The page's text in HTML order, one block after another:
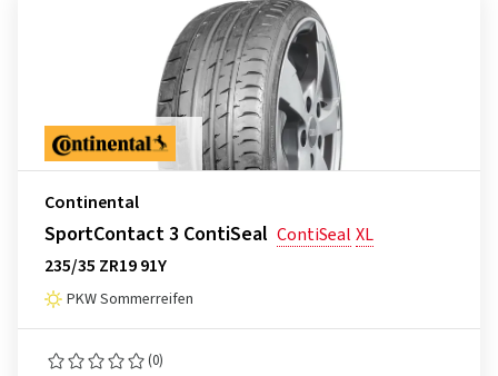
Continental
SportContact 3 ContiSeal ContiSeal XL
235/35 ZR19 91Y
PKW Sommerreifen
(0)